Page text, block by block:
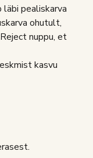
pealiskarva
ohutult,
nuppu, et
kasvu